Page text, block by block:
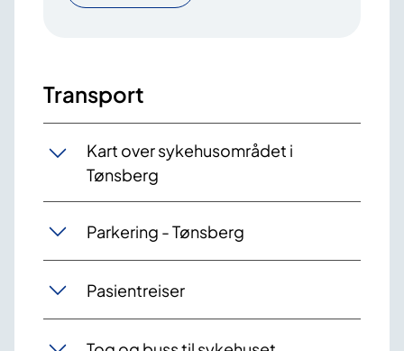
Transport
Kart over sykehusområdet i
Tønsberg
Parkering - Tønsberg
Pasientreiser